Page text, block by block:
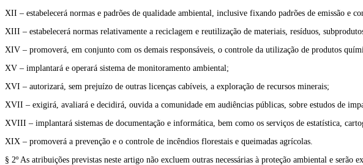
XII – estabelecerá normas e padrões de qualidade ambiental, inclusive fixando padrões de emissão e
XIII – estabelecerá normas relativamente a reciclagem e reutilização de materiais, resíduos,
XIV – promoverá, em conjunto com os demais responsáveis, o controle da utilização de produtos
XV – implantará e operará sistema de monitoramento ambiental;
XVI – autorizará, sem prejuízo de outras licenças cabíveis, a exploração de recursos minerais;
XVII – exigirá, avaliará e decidirá, ouvida a comunidade em audiências públicas, sobre estudos de
XVIII – implantará sistemas de documentação e informática, bem como os serviços de estatística,
XIX – promoverá a prevenção e o controle de incêndios florestais e queimadas agrícolas.
§ 2º As atribuições previstas neste artigo não excluem outras necessárias à proteção ambiental e serão